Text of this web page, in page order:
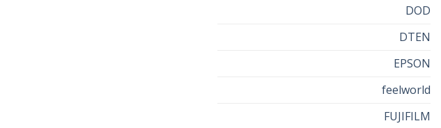
DOD
DTEN
EPSON
feelworld
FUJIFILM